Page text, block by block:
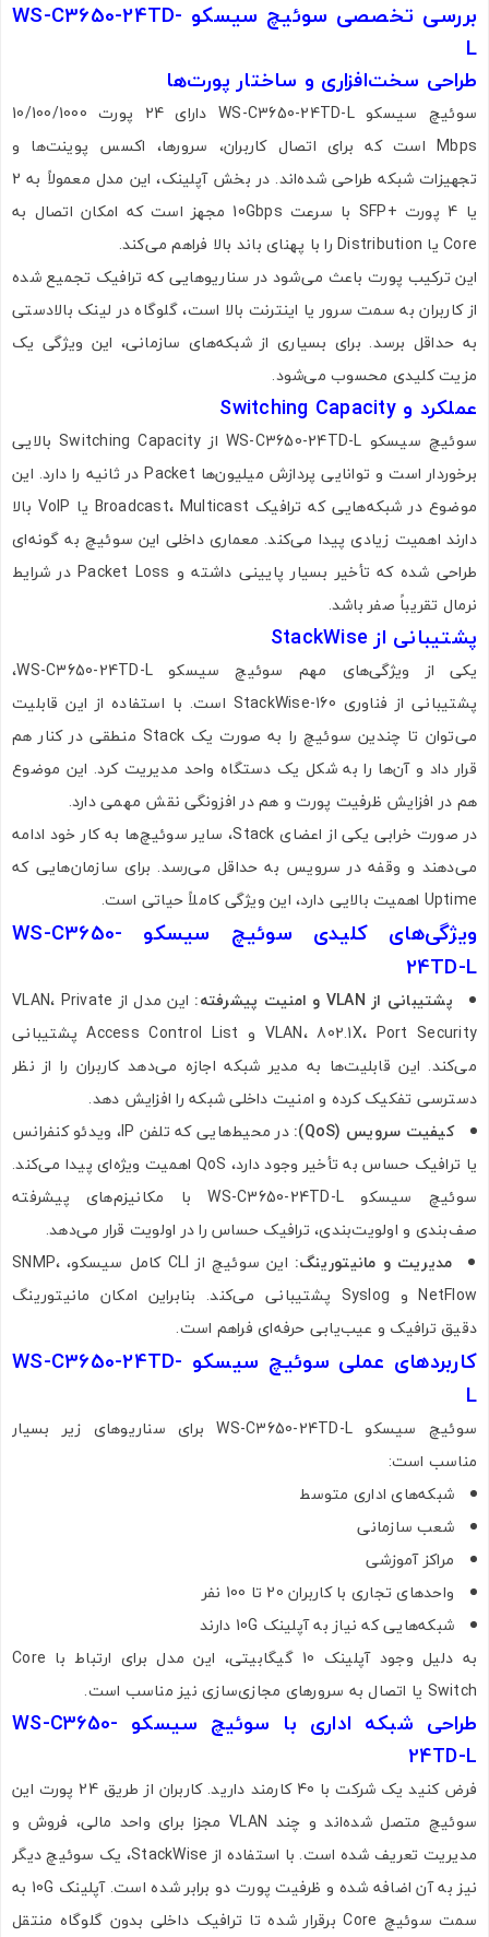
بررسی تخصصی سوئیچ سیسکو WS-C3650-24TD-
L
طراحی سخت‌افزاری و ساختار پورت‌ها
سوئیچ سیسکو WS-C3650-24TD-L دارای 24 پورت 10/100/1000
Mbps است که برای اتصال کاربران، سرورها، اکسس پوینت‌ها و
تجهیزات شبکه طراحی شده‌اند. در بخش آپلینک، این مدل معمولاً به 2
یا 4 پورت +SFP با سرعت 10Gbps مجهز است که امکان اتصال به
Core یا Distribution را با پهنای باند بالا فراهم می‌کند.
این ترکیب پورت باعث می‌شود در سناریوهایی که ترافیک تجمیع شده
از کاربران به سمت سرور یا اینترنت بالا است، گلوگاه در لینک بالادستی
به حداقل برسد. برای بسیاری از شبکه‌های سازمانی، این ویژگی یک
مزیت کلیدی محسوب می‌شود.
عملکرد و Switching Capacity
سوئیچ سیسکو WS-C3650-24TD-L از Switching Capacity بالایی
برخوردار است و توانایی پردازش میلیون‌ها Packet در ثانیه را دارد. این
موضوع در شبکه‌هایی که ترافیک Broadcast، Multicast یا VoIP بالا
دارند اهمیت زیادی پیدا می‌کند. معماری داخلی این سوئیچ به گونه‌ای
طراحی شده که تأخیر بسیار پایینی داشته و Packet Loss در شرایط
نرمال تقریباً صفر باشد.
پشتیبانی از StackWise
یکی از ویژگی‌های مهم سوئیچ سیسکو WS-C3650-24TD-L،
پشتیبانی از فناوری StackWise-160 است. با استفاده از این قابلیت
می‌توان تا چندین سوئیچ را به صورت یک Stack منطقی در کنار هم
قرار داد و آن‌ها را به شکل یک دستگاه واحد مدیریت کرد. این موضوع
هم در افزایش ظرفیت پورت و هم در افزونگی نقش مهمی دارد.
در صورت خرابی یکی از اعضای Stack، سایر سوئیچ‌ها به کار خود ادامه
می‌دهند و وقفه در سرویس به حداقل می‌رسد. برای سازمان‌هایی که
Uptime اهمیت بالایی دارد، این ویژگی کاملاً حیاتی است.
ویژگی‌های کلیدی سوئیچ سیسکو WS-C3650-
24TD-L
پشتیبانی از VLAN و امنیت پیشرفته:
این مدل از VLAN، Private
VLAN، 802.1X، Port Security و Access Control List پشتیبانی
می‌کند. این قابلیت‌ها به مدیر شبکه اجازه می‌دهد کاربران را از نظر
دسترسی تفکیک کرده و امنیت داخلی شبکه را افزایش دهد.
کیفیت سرویس (QoS):
در محیط‌هایی که تلفن IP، ویدئو کنفرانس
یا ترافیک حساس به تأخیر وجود دارد، QoS اهمیت ویژه‌ای پیدا می‌کند.
سوئیچ سیسکو WS-C3650-24TD-L با مکانیزم‌های پیشرفته
صف‌بندی و اولویت‌بندی، ترافیک حساس را در اولویت قرار می‌دهد.
مدیریت و مانیتورینگ:
این سوئیچ از CLI کامل سیسکو، SNMP،
NetFlow و Syslog پشتیبانی می‌کند. بنابراین امکان مانیتورینگ
دقیق ترافیک و عیب‌یابی حرفه‌ای فراهم است.
کاربردهای عملی سوئیچ سیسکو WS-C3650-24TD-
L
سوئیچ سیسکو WS-C3650-24TD-L برای سناریوهای زیر بسیار
مناسب است:
شبکه‌های اداری متوسط
شعب سازمانی
مراکز آموزشی
واحدهای تجاری با کاربران 20 تا 100 نفر
شبکه‌هایی که نیاز به آپلینک 10G دارند
به دلیل وجود آپلینک 10 گیگابیتی، این مدل برای ارتباط با Core
Switch یا اتصال به سرورهای مجازی‌سازی نیز مناسب است.
طراحی شبکه اداری با سوئیچ سیسکو WS-C3650-
24TD-L
فرض کنید یک شرکت با 40 کارمند دارید. کاربران از طریق 24 پورت این
سوئیچ متصل شده‌اند و چند VLAN مجزا برای واحد مالی، فروش و
مدیریت تعریف شده است. با استفاده از StackWise، یک سوئیچ دیگر
نیز به آن اضافه شده و ظرفیت پورت دو برابر شده است. آپلینک 10G به
سمت سوئیچ Core برقرار شده تا ترافیک داخلی بدون گلوگاه منتقل
اشتراک گذاری در شبکه های اجتماعی
ارسال به ایمیل
تصاویر رسمی